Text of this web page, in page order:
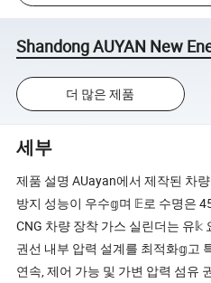
Shandong AUYAN New
더 많은 제품
세부
제품 설명 AUayan에서 제작된 차
방지 성능이 우수𝕘며 𝔼로 수명은
CNG 차량 장착 가스 실린더는 유𝕜
권선 내부 압력 설계를 최적화𝕘고
연속, 제어 가능 및 가변 압력 섬유